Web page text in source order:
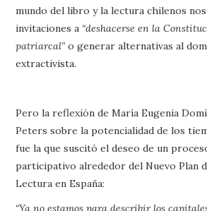
mundo del libro y la lectura chilenos
invitaciones a “deshacerse en la
patriarcal” o generar alternativas al
extractivista.
Pero la reflexión de María Eugenia
Peters sobre la potencialidad de los
fue la que suscitó el deseo de un
participativo alrededor del Nuevo Plan
Lectura en España:
“Ya no estamos para describir los